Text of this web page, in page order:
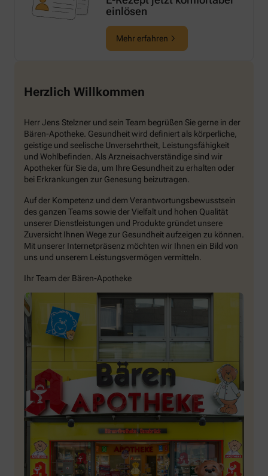
einlösen
Mehr erfahren
Herzlich Willkommen
Herr Jens Stelzner und sein Team begrüßen Sie gerne in der
Bären-Apotheke. Gesundheit wird definiert als körperliche,
geistige und seelische Unversehrtheit, Leistungsfähigkeit
und Wohlbefinden. Als Arzneisachverständige sind wir
Apotheker für Sie da, um Ihre Gesundheit zu erhalten oder
bei Erkrankungen zur Genesung beizutragen.
Auf der Kompetenz und dem Verantwortungsbewusstsein
des ganzen Teams sowie der Vielfalt und hohen Qualität
unserer Dienstleistungen und Produkte gründet unsere
Zuversicht Ihnen Wege zur Gesundheit aufzeigen zu können.
Mit unserer Internetpräsenz möchten wir Ihnen ein Bild von
uns und unserem Leistungsvermögen vermitteln.
Ihr Team der Bären-Apotheke